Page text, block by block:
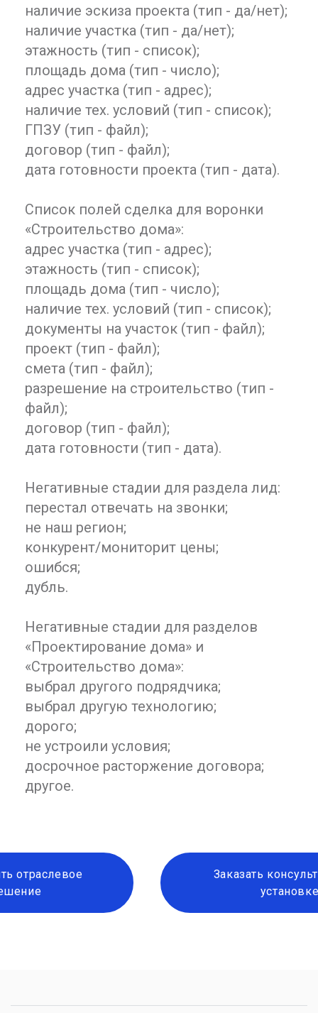
наличие эскиза проекта (тип - да/нет);
наличие участка (тип - да/нет);
этажность (тип - список);
площадь дома (тип - число);
адрес участка (тип - адрес);
наличие тех. условий (тип - список);
ГПЗУ (тип - файл);
договор (тип - файл);
дата готовности проекта (тип - дата).
Список полей сделка для воронки
«Строительство дома»:
адрес участка (тип - адрес);
этажность (тип - список);
площадь дома (тип - число);
наличие тех. условий (тип - список);
документы на участок (тип - файл);
проект (тип - файл);
смета (тип - файл);
разрешение на строительство (тип -
файл);
договор (тип - файл);
дата готовности (тип - дата).
Негативные стадии для раздела лид:
перестал отвечать на звонки;
не наш регион;
конкурент/мониторит цены;
ошибся;
дубль.
Негативные стадии для разделов
«Проектирование дома» и
«Строительство дома»:
выбрал другого подрядчика;
выбрал другую технологию;
дорого;
не устроили условия;
досрочное расторжение договора;
другое.
отраслевое
Заказать